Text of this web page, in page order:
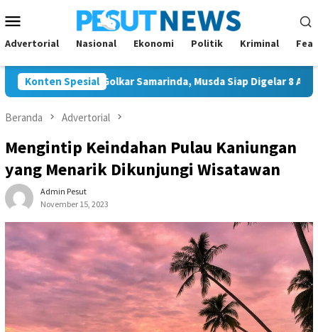
ke
kontenMobile
Advertorial Nasional Ekonomi Politik Kriminal
Konten Spesial
Ketua Golkar Samarinda, Musda Siap Digelar 8 Agustus 2026
Beranda Advertorial
Mengintip Keindahan Pulau Kaniungan
yang Menarik Dikunjungi Wisatawan
Admin Pesut
November 15, 2023